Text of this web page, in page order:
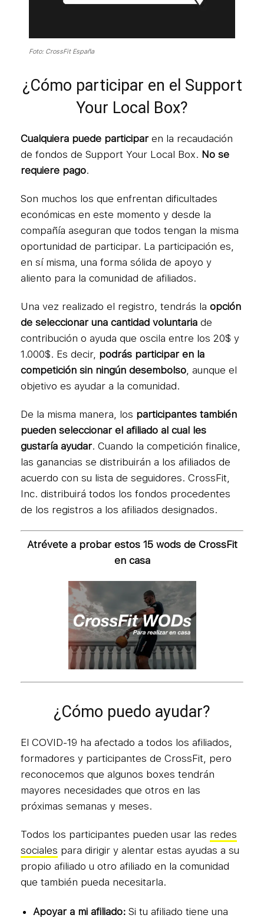
Foto: CrossFit España
¿Cómo participar en el Support
Your Local Box?
Cualquiera puede participar en la recaudación
de fondos de Support Your Local Box. No se
requiere pago.
Son muchos los que enfrentan dificultades
económicas en este momento y desde la
compañía aseguran que todos tengan la misma
oportunidad de participar. La participación es,
en sí misma, una forma sólida de apoyo y
aliento para la comunidad de afiliados.
Una vez realizado el registro, tendrás la opción
de seleccionar una cantidad voluntaria de
contribución o ayuda que oscila entre los 20$ y
1.000$. Es decir, podrás participar en la
competición sin ningún desembolso, aunque el
objetivo es ayudar a la comunidad.
De la misma manera, los participantes también
pueden seleccionar el afiliado al cual les
gustaría ayudar. Cuando la competición finalice,
las ganancias se distribuirán a los afiliados de
acuerdo con su lista de seguidores. CrossFit,
Inc. distribuirá todos los fondos procedentes
de los registros a los afiliados designados.
Atrévete a probar estos 15 wods de CrossFit
en casa
¿Cómo puedo ayudar?
El COVID-19 ha afectado a todos los afiliados,
formadores y participantes de CrossFit, pero
reconocemos que algunos boxes tendrán
mayores necesidades que otros en las
próximas semanas y meses.
Todos los participantes pueden usar las redes
sociales para dirigir y alentar estas ayudas a su
propio afiliado u otro afiliado en la comunidad
que también pueda necesitarla.
Apoyar a mi afiliado: Si tu afiliado tiene una